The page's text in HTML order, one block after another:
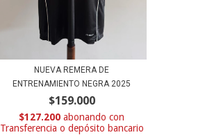
NUEVA REMERA DE
ENTRENAMIENTO NEGRA 2025
$159.000
$127.200
con
Transferencia o depósito bancario